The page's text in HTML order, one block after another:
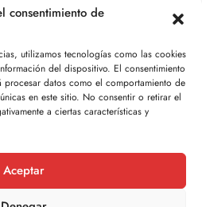
consentimiento de
utilizamos tecnologías como las cookies
del dispositivo. El consentimiento
procesar datos como el comportamiento de
en este sitio. No consentir o retirar el
a ciertas características y
Aceptar